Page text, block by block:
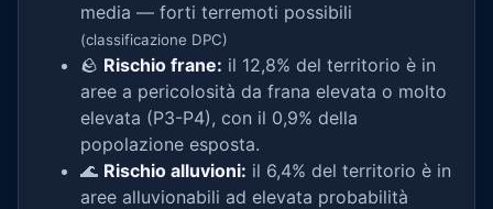
media — forti terremoti possibili
(classificazione DPC)
🪨 Rischio frane: il 12,8% del territorio è in
aree a pericolosità da frana elevata o molto
elevata (P3-P4), con il 0,9% della
popolazione esposta.
🌊 Rischio alluvioni: il 6,4% del territorio è in
aree alluvionabili ad elevata probabilità